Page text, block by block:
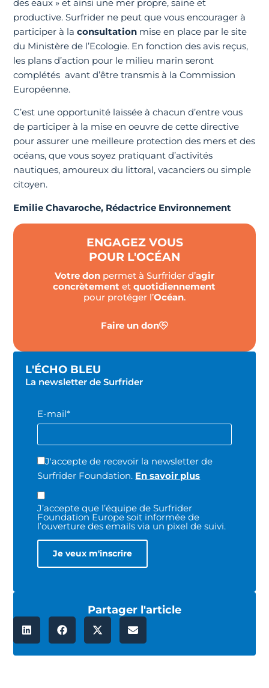
des eaux » et ainsi une mer propre, saine et
productive. Surfrider ne peut que vous encourager à
participer à laconsultation mise en place par le site
du Ministère de l’Ecologie. En fonction des avis reçus,
les plans d’action pour le milieu marin seront
complétés avant d’être transmis à la Commission
Européenne.
C’est une opportunité laissée à chacun d’entre vous
de participer à la mise en oeuvre de cette directive
pour assurer une meilleure protection des mers et des
océans, que vous soyez pratiquant d’activités
nautiques, amoureux du littoral, vacanciers ou simple
citoyen.
Emilie Chavaroche, Rédactrice Environnement
ENGAGEZ VOUS
POUR L'OCÉAN
Votre donpermet à Surfrider d’agir
concrètement etquotidiennement
pour protéger l’Océan.
Faire un don
L'ÉCHO BLEU
La newsletter de Surfrider
E-mail*
J'accepte de recevoir la newsletter de
Surfrider Foundation. En savoir plus
J’accepte que l’équipe de Surfrider
Foundation Europe soit informée de
l’ouverture des emails via un pixel de suivi.
Partager l'article